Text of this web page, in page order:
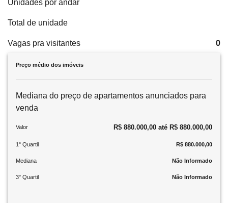
Unidades por andar
Total de unidade
Vagas pra visitantes 0
Preço médio dos imóveis
Mediana do preço de apartamentos anunciados para
venda
Valor R$ 880.000,00 até R$ 880.000,00
1° Quartil R$ 880.000,00
Mediana Não Informado
3° Quartil Não Informado